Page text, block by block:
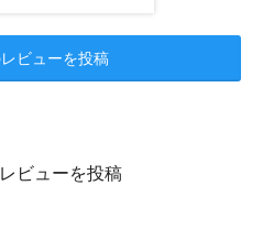
ビューを投稿
ビューを投稿